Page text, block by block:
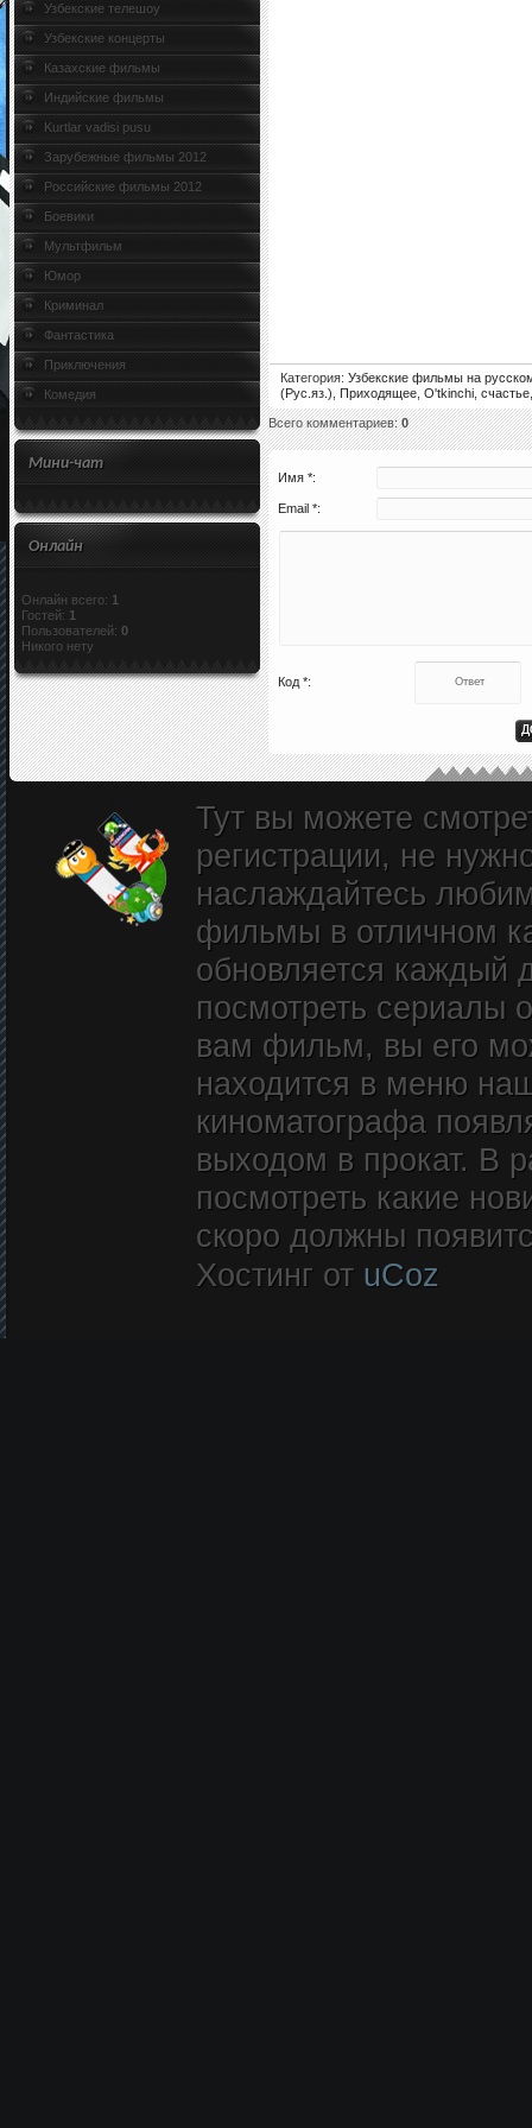
Категория: Узбекские фильмы на
(Рус.яз.) Приходящее O'tkinchi счастье
Всего комментариев:0
Имя *:
Email *:
Код *:
Узбекские телешоу
Узбекские концерты
Казахские фильмы
Индийские фильмы
Kurtlar vadisi pusu
Зарубежные фильмы 2012
Российские фильмы 2012
Боевики
Мультфильм
Юмор
Криминал
Фантастика
Приключения
Комедия
Мини-чат
Онлайн
Онлайн всего: 1
Гостей: 1
Пользователей: 0
Никого нету
Тут вы можете
регистрации, не
наслаждайтесь
фильмы в отличном
обновляется
посмотреть сериалы
вам фильм, вы его
находится в меню
киноматографа
выходом в прокат. В
посмотреть какие
скоро должны
Хостинг от uCoz